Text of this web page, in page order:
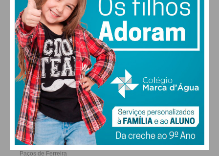
FARMACIAS DE SERVIÇO EM PAÇOS DE
FERREIRA